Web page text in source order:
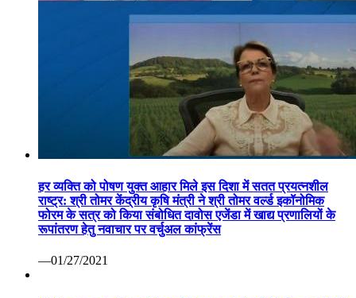
हर व्यक्ति को पोषण युक्त आहार मिले इस दिशा में सतत प्रयत्नशील
राष्ट्र: श्री तोमर केंद्रीय कृषि मंत्री ने श्री तोमर वर्ल्ड इकॉनोमिक
फोरम के सत्र को किया संबोधित दावोस एजेंडा में खाद्य प्रणालियों के
रूपांतरण हेतु नवाचार पर वर्चुअल कांफ्रेंस
—01/27/2021